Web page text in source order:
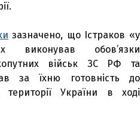
зазначено, що Істраков «у
обов’язки
військ ЗС РФ та
за їхню готовність до
України в ході